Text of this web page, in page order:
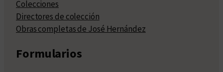
Colecciones
Directores de colección
Obras completas de José Hernández
Formularios